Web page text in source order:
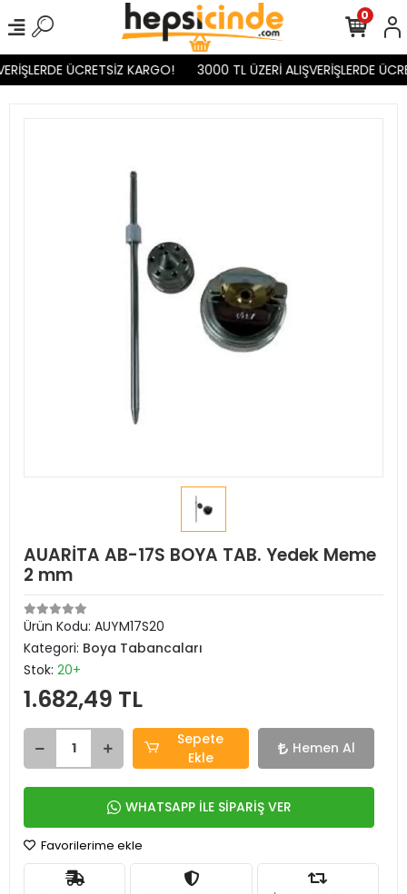
ÜCRETSİZ KARGO! 3000 TL ÜZERİ ALIŞVERİŞLERDE
0
AUARİTA AB-17S BOYA TAB. Yedek Meme
2 mm
Ürün Kodu: AUYM17S20
Kategori: Boya Tabancaları
Stok: 20+
1.682,49 TL
Sepete
Ekle
Hemen Al
WHATSAPP İLE SİPARİŞ VER
Favorilerime ekle